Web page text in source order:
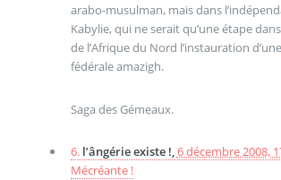
arabo-musulman, mais dans
Kabylie, qui ne serait qu’une étape
de l’Afrique du Nord l’instauration
fédérale amazigh.
Saga des Gémeaux.
6. l’ângérie existe !,6 décembre 2008,
Mécréante !